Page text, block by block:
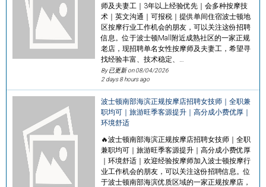
师及夫妻工｜3年以上经验优先｜会多种按摩技
术｜英文沟通｜可报税｜提供单间住宿波士顿地
区按摩行业工作机会的朋友，可以关注这份招聘
信息。位于波士顿Mall附近成熟社区的一家正规
老店，现招聘单名女性按摩师及夫妻工，希望寻
找经验丰富、技术稳定、…
By 已更新 on08/04/2026
2 days 8 hours ago
波士顿南部海滨正规按摩店招聘女技师｜全职兼
职均可｜旅游旺季客源提升｜高分成小费优厚｜
环境舒适
🔥波士顿南部海滨正规按摩店招聘女技师｜全职
兼职均可｜旅游旺季客源提升｜高分成小费优厚
｜环境舒适｜欢迎经验按摩师加入波士顿按摩行
业工作机会的朋友，可以关注这份招聘信息。位
于波士顿南部海滨优质区域的一家正规按摩店，